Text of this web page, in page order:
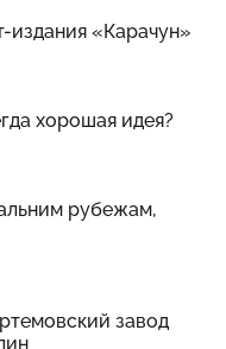
издания «Карачун»
хорошая идея?
рубежам,
завод